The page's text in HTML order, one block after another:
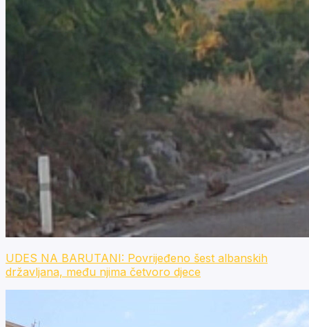
UDES NA BARUTANI: Povrijeđeno šest albanskih
državljana, među njima četvoro djece